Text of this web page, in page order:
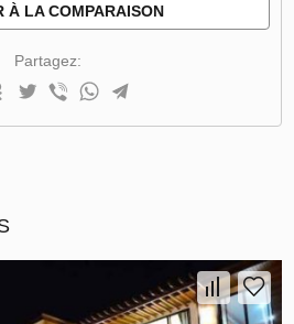
À LA COMPARAISON
Partagez: